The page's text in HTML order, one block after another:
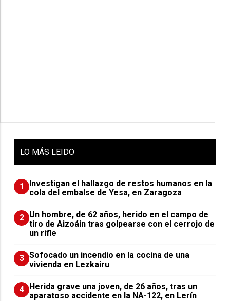
LO MÁS LEIDO
1
Investigan el hallazgo de restos humanos en la
cola del embalse de Yesa, en Zaragoza
2 Un hombre, de 62 años, herido en el campo de
tiro de Aizoáin tras golpearse con el cerrojo de
un rifle
3 Sofocado un incendio en la cocina de una
vivienda en Lezkairu
4 Herida grave una joven, de 26 años, tras un
aparatoso accidente en la NA-122, en Lerín